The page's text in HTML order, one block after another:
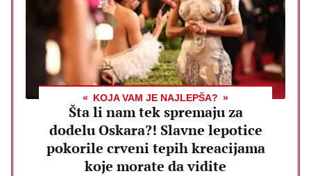
KOJA VAM JE NAJLEPŠA?
Šta li nam tek spremaju za
dodelu Oskara?! Slavne lepotice
pokorile crveni tepih kreacijama
koje morate da vidite